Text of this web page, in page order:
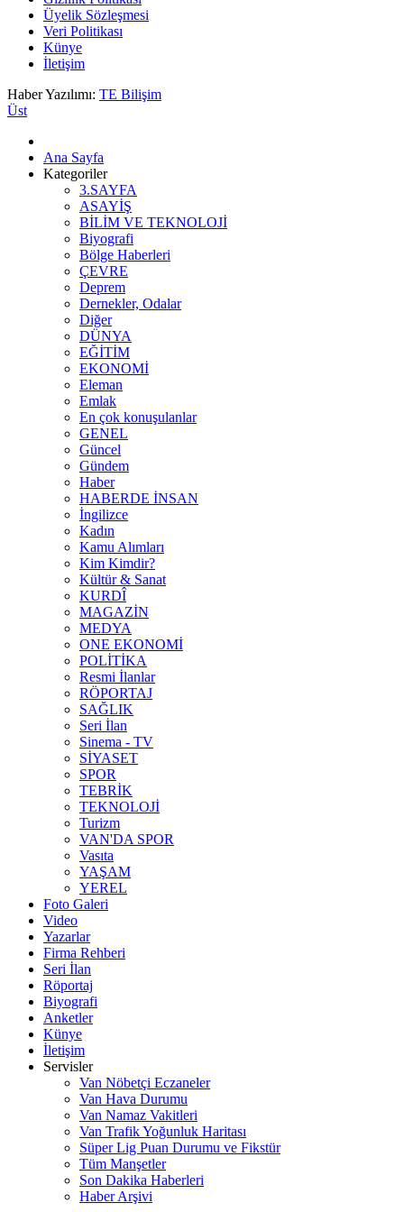
Üyelik Sözleşmesi
Veri Politikası
Künye
İletişim
Haber Yazılımı: TE Bilişim
Üst
Ana Sayfa
Kategoriler
3.SAYFA
ASAYİŞ
BİLİM VE TEKNOLOJİ
Biyografi
Bölge Haberleri
ÇEVRE
Deprem
Dernekler, Odalar
Diğer
DÜNYA
EĞİTİM
EKONOMİ
Eleman
Emlak
En çok konuşulanlar
GENEL
Güncel
Gündem
Haber
HABERDE İNSAN
İngilizce
Kadın
Kamu Alımları
Kim Kimdir?
Kültür & Sanat
KURDÎ
MAGAZİN
MEDYA
ONE EKONOMİ
POLİTİKA
Resmi İlanlar
RÖPORTAJ
SAĞLIK
Seri İlan
Sinema - TV
SİYASET
SPOR
TEBRİK
TEKNOLOJİ
Turizm
VAN'DA SPOR
Vasıta
YAŞAM
YEREL
Foto Galeri
Video
Yazarlar
Firma Rehberi
Seri İlan
Röportaj
Biyografi
Anketler
Künye
İletişim
Servisler
Van Nöbetçi Eczaneler
Van Hava Durumu
Van Namaz Vakitleri
Van Trafik Yoğunluk Haritası
Süper Lig Puan Durumu ve Fikstür
Tüm Manşetler
Son Dakika Haberleri
Haber Arşivi